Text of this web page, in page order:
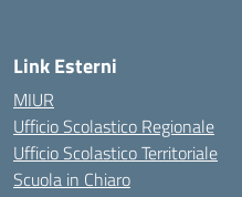
Link Esterni
MIUR
Ufficio Scolastico Regionale
Ufficio Scolastico Territoriale
Scuola in Chiaro